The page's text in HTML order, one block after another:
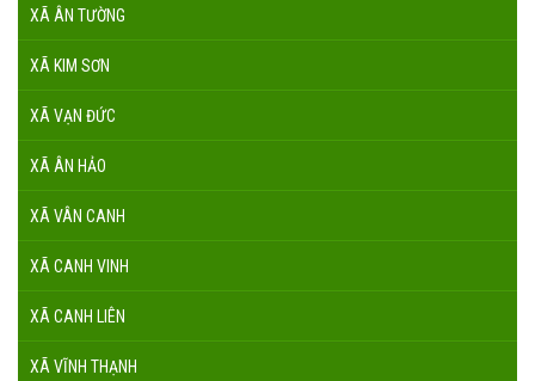
XÃ ÂN TƯỜNG
XÃ KIM SƠN
XÃ VẠN ĐỨC
XÃ ÂN HẢO
XÃ VÂN CANH
XÃ CANH VINH
XÃ CANH LIÊN
XÃ VĨNH THẠNH